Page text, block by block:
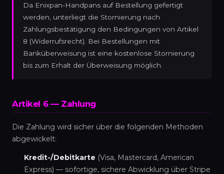
Da Enixpan-Handpans auf Bestellung gefertigt
werden, unterliegt die Stornierung nach
Zahlungsbestätigung den Bedingungen von Artikel
8 (Widerrufsrecht). Bei Bestellungen mit
Banküberweisung ist eine kostenlose Stornierung
bis zum Erhalt der Überweisung möglich.
Artikel 6 — Zahlung
Die Zahlung wird sicher über die folgenden Methoden
abgewickelt:
Kredit-/Debitkarte (Visa, Mastercard, American
Express) — sofortige, sichere Abwicklung über Stripe